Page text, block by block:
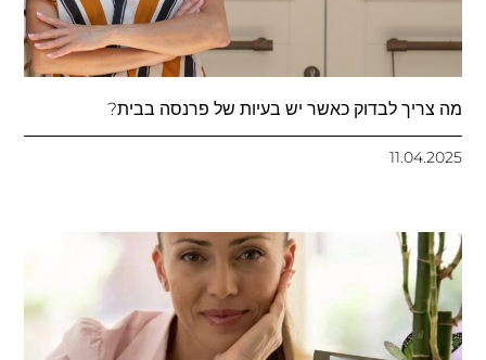
מה צריך לבדוק כאשר יש בעיות של פרנסה בבית?
11.04.2025